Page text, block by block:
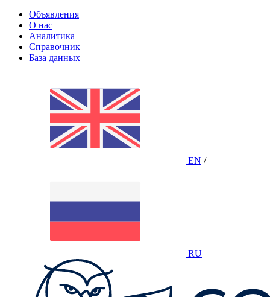
Объявления
О нас
Аналитика
Справочник
База данных
EN /
RU